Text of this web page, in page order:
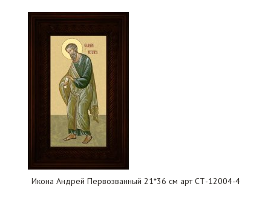
Икона Андрей Первозванный 21*36 см арт СТ-12004-4